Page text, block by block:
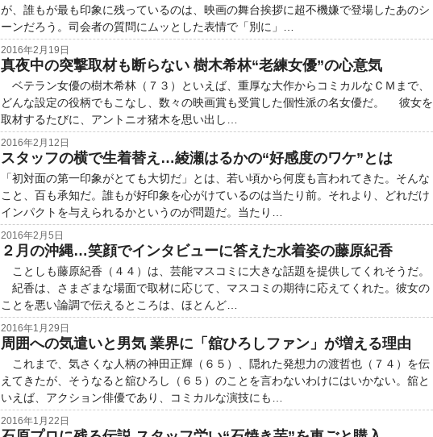
が、誰もが最も印象に残っているのは、映画の舞台挨拶に超不機嫌で登場したあのシ
ーンだろう。司会者の質問にムッとした表情で「別に」…
2016年2月19日
真夜中の突撃取材も断らない 樹木希林“老練女優”の心意気
ベテラン女優の樹木希林（７３）といえば、重厚な大作からコミカルなＣＭまで、
どんな設定の役柄でもこなし、数々の映画賞も受賞した個性派の名女優だ。 彼女を
取材するたびに、アントニオ猪木を思い出し…
2016年2月12日
スタッフの横で生着替え…綾瀬はるかの“好感度のワケ”とは
「初対面の第一印象がとても大切だ」とは、若い頃から何度も言われてきた。そんな
こと、百も承知だ。誰もが好印象を心がけているのは当たり前。それより、どれだけ
インパクトを与えられるかというのが問題だ。当たり…
2016年2月5日
２月の沖縄…笑顔でインタビューに答えた水着姿の藤原紀香
ことしも藤原紀香（４４）は、芸能マスコミに大きな話題を提供してくれそうだ。
紀香は、さまざまな場面で取材に応じて、マスコミの期待に応えてくれた。彼女の
ことを悪い論調で伝えるところは、ほとんど…
2016年1月29日
周囲への気遣いと男気 業界に「舘ひろしファン」が増える理由
これまで、気さくな人柄の神田正輝（６５）、隠れた発想力の渡哲也（７４）を伝
えてきたが、そうなると舘ひろし（６５）のことを言わないわけにはいかない。舘と
いえば、アクション俳優であり、コミカルな演技にも…
2016年1月22日